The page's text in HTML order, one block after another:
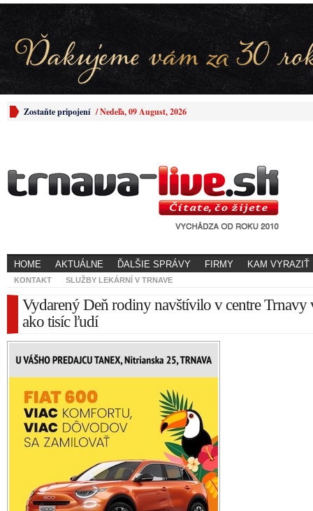
Zostaňte pripojení /Nedeľa, 09 August, 2026
HOME AKTUÁLNE ĎALŠIE SPRÁVY FIRMY KAM VYRAZIŤ
KONTAKT SLUŽBY LEKÁRNÍ V TRNAVE
Vydarený Deň rodiny navštívilo v centre Trnavy
ako tisíc ľudí
Tradičné podujatie Deň rodiny v priestore pri
Františkánskej ulici v centre Trnavy sprevádzalo v
motto Mama – naj povolanie. Podujatie je Centrum
rodinu niečo ako štátny sviatok, povedal na záver
dňa dlhoročný organizátor Michal Lipovský.
Ako poznamenal, poďakovanie patrí všetkým
spoluorganizátorom a rôznym organizáciám, ktoré
sprievodné aktivity a tak urobili deťom a
program.
Dobrovoľný hasičský zbor vytvoril penovú aktivitu,